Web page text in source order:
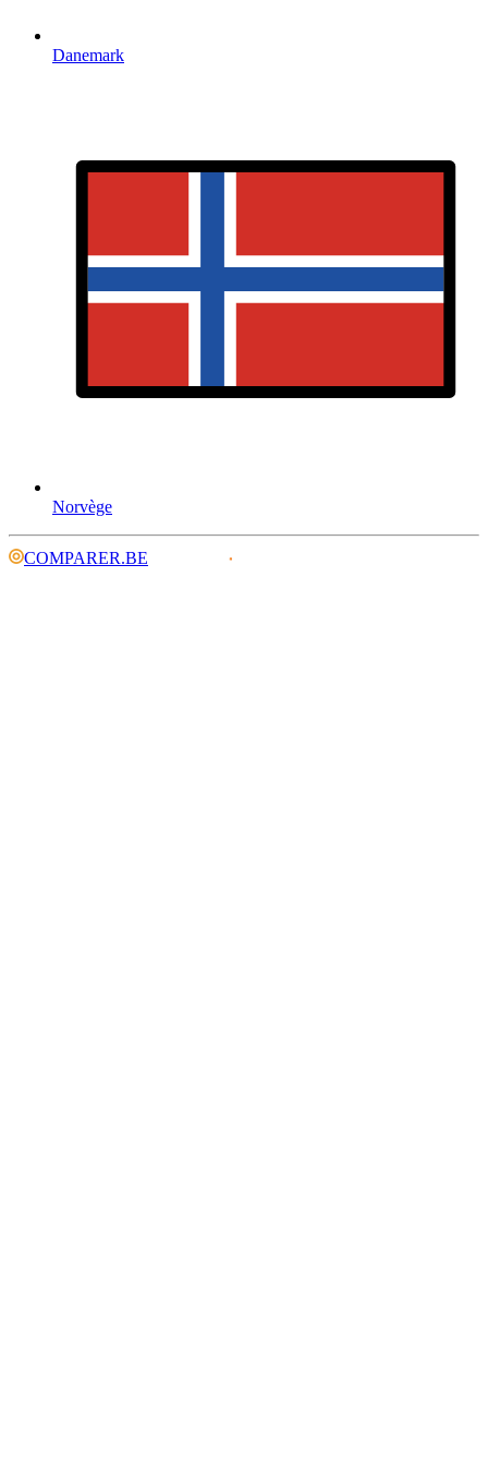
Danemark
Norvège
COMPARER.BE